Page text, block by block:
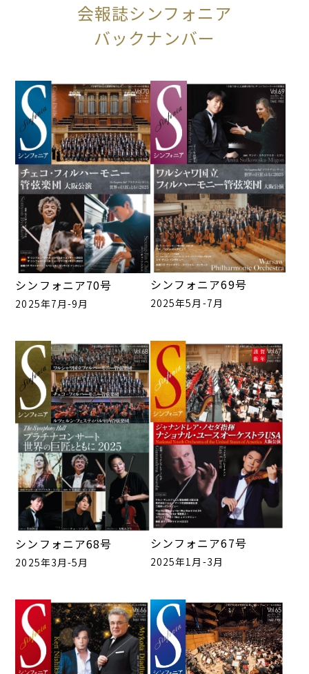
会報誌シンフォニア
バックナンバー
シンフォニア70号
2025年7月-9月
シンフォニア69号
2025年5月-7月
シンフォニア68号
2025年3月-5月
シンフォニア67号
2025年1月-3月